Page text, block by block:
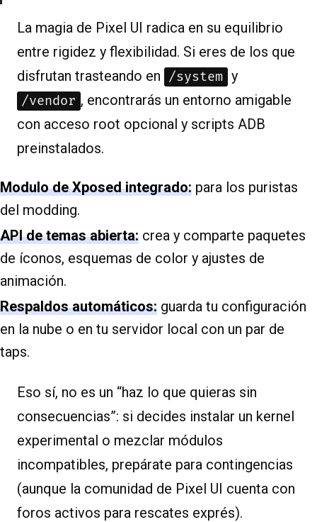
La magia de Pixel UI radica en su equilibrio
entre rigidez y flexibilidad. Si eres de los que
disfrutan trasteando en /system y
/vendor , encontrarás un entorno amigable
con acceso root opcional y scripts ADB
preinstalados.
Modulo de Xposed integrado: para los puristas
del modding.
API de temas abierta: crea y comparte paquetes
de íconos, esquemas de color y ajustes de
animación.
Respaldos automáticos: guarda tu configuración
en la nube o en tu servidor local con un par de
taps.
Eso sí, no es un “haz lo que quieras sin
consecuencias”: si decides instalar un kernel
experimental o mezclar módulos
incompatibles, prepárate para contingencias
(aunque la comunidad de Pixel UI cuenta con
foros activos para rescates exprés).